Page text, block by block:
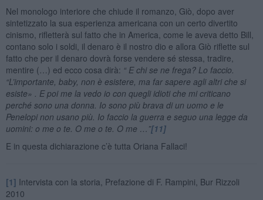
Nel monologo interiore che chiude il romanzo, Giò, dopo aver
sintetizzato la sua esperienza americana con un certo divertito
cinismo, rifletterà sul fatto che in America, come le aveva detto Bill,
contano solo i soldi, il denaro è il nostro dio e allora Giò riflette sul
fatto che per il denaro dovrà forse vendere sé stessa, tradire,
mentire (…) ed ecco cosa dirà: “ E chi se ne frega? Lo faccio.
“L’importante, baby, non è esistere, ma far sapere agli altri che si
esiste» . E poi me la vedo io con quegli idioti che mi criticano
perché sono una donna. Io sono più brava di un uomo e le
Penelopi non usano più. Io faccio la guerra e seguo una legge da
uomini: o me o te. O me o te. O me …”[11]
E in questa dichiarazione c’è tutta Oriana Fallaci!
[1] Intervista con la storia, Prefazione di F. Rampini, Bur Rizzoli
2010